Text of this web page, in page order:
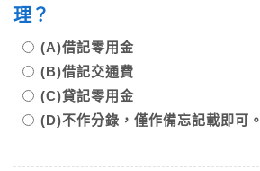
理？
(A)借記零用金
(B)借記交通費
(C)貸記零用金
(D)不作分錄，僅作備忘記載即可。